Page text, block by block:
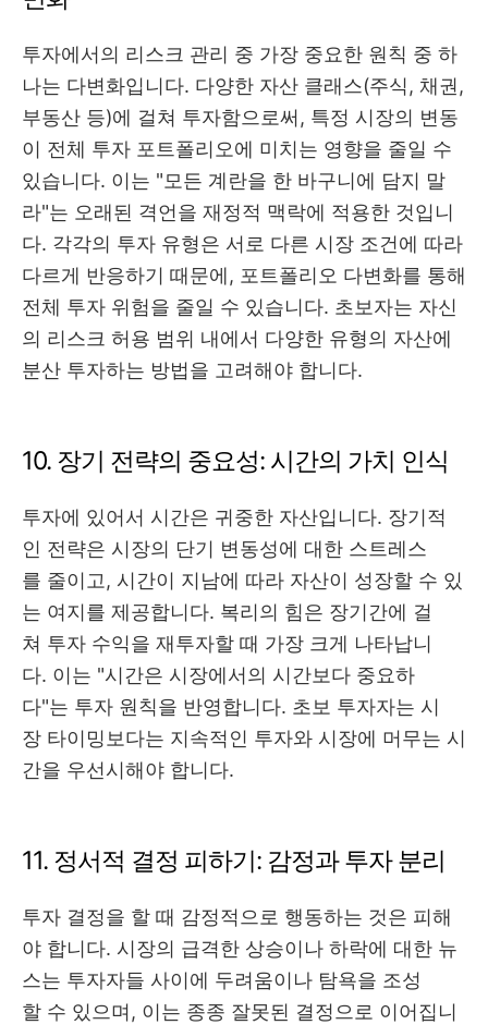
투자에서의 리스크 관리 중 가장 중요한 원칙 중 하
나는 다변화입니다. 다양한 자산 클래스(주식, 채권,
부동산 등)에 걸쳐 투자함으로써, 특정 시장의 변동
이 전체 투자 포트폴리오에 미치는 영향을 줄일 수
있습니다. 이는 "모든 계란을 한 바구니에 담지 말
라"는 오래된 격언을 재정적 맥락에 적용한 것입니
다. 각각의 투자 유형은 서로 다른 시장 조건에 따라
다르게 반응하기 때문에, 포트폴리오 다변화를 통해
전체 투자 위험을 줄일 수 있습니다. 초보자는 자신
의 리스크 허용 범위 내에서 다양한 유형의 자산에
분산 투자하는 방법을 고려해야 합니다.
10. 장기 전략의 중요성: 시간의 가치 인식
투자에 있어서 시간은 귀중한 자산입니다. 장기적
인 전략은 시장의 단기 변동성에 대한 스트레스
를 줄이고, 시간이 지남에 따라 자산이 성장할 수 있
는 여지를 제공합니다. 복리의 힘은 장기간에 걸
쳐 투자 수익을 재투자할 때 가장 크게 나타납니
다. 이는 "시간은 시장에서의 시간보다 중요하
다"는 투자 원칙을 반영합니다. 초보 투자자는 시
장 타이밍보다는 지속적인 투자와 시장에 머무는 시
간을 우선시해야 합니다.
11. 정서적 결정 피하기: 감정과 투자 분리
투자 결정을 할 때 감정적으로 행동하는 것은 피해
야 합니다. 시장의 급격한 상승이나 하락에 대한 뉴
스는 투자자들 사이에 두려움이나 탐욕을 조성
할 수 있으며, 이는 종종 잘못된 결정으로 이어집니